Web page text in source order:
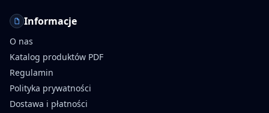
Informacje
O nas
Katalog produktów PDF
Regulamin
Polityka prywatności
Dostawa i płatności